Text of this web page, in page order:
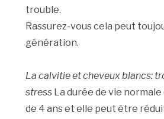
trouble.
Rassurez-vous cela peut
génération.
La calvitie et cheveux blancs:
stress La durée de vie normale
de 4 ans et elle peut être